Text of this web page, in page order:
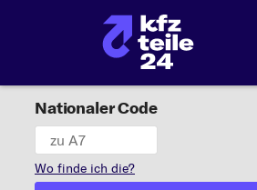
Nationaler Code
Wo finde ich die?